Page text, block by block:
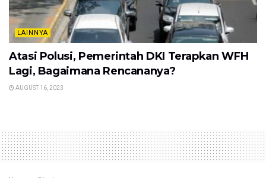
LAINNYA
Atasi Polusi, Pemerintah DKI Terapkan WFH
Lagi, Bagaimana Rencananya?
AUGUST 16, 2023